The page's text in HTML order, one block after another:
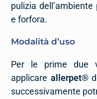
pulizia
e forfora.
Modalità d’uso
Per le prime due
applicare allerpet®
successivamente